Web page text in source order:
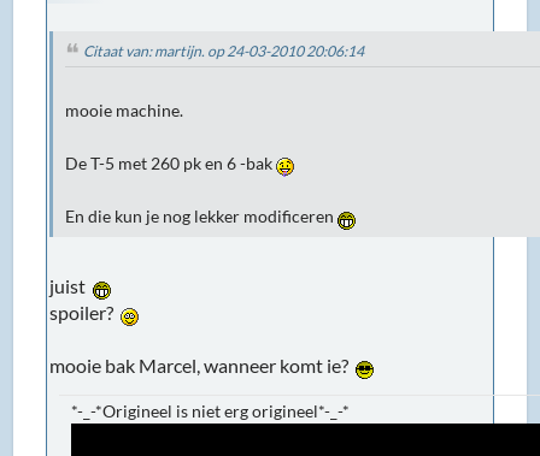
Citaat van: martijn. op 24-03-2010 20:06:14
mooie machine.
De T-5 met 260 pk en 6 -bak
En die kun je nog lekker modificeren
juist
spoiler?
mooie bak Marcel, wanneer komt ie?
*-_-*Origineel is niet erg origineel*-_-*